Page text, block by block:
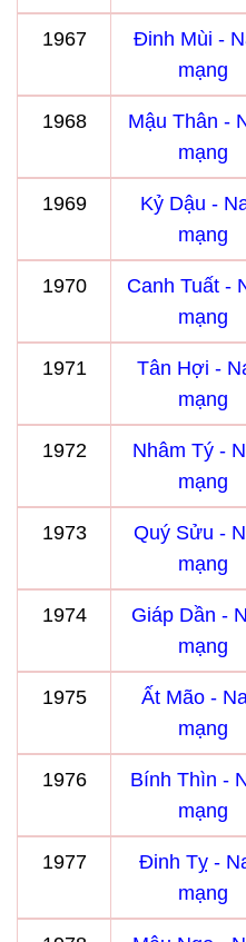
1967
Đinh Mùi -
mạng
1968
Mậu Thân -
mạng
1969
Kỷ Dậu -
mạng
1970
Canh Tuất -
mạng
1971
Tân Hợi -
mạng
1972
Nhâm Tý -
mạng
1973
Quý Sửu -
mạng
1974
Giáp Dần -
mạng
1975
Ất Mão -
mạng
1976
Bính Thìn -
mạng
1977
Đinh Tỵ -
mạng